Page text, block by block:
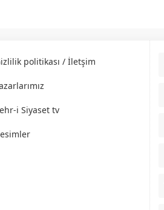
politikası / İletşim
i Siyaset tv